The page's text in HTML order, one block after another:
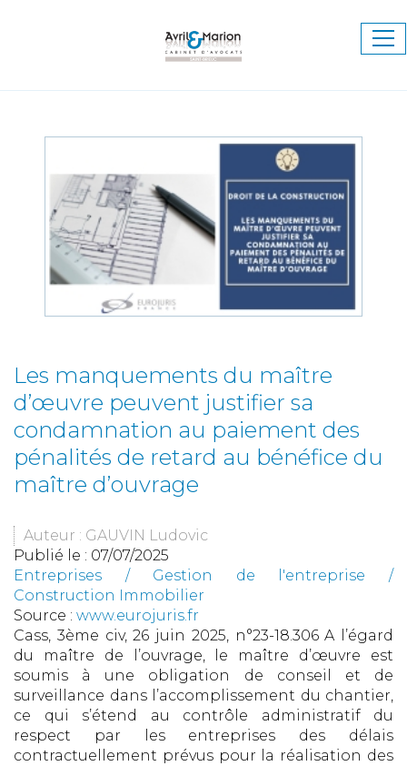
Les manquements du maître
d’œuvre peuvent justifier sa
condamnation au paiement des
pénalités de retard au bénéfice du
maître d’ouvrage
Auteur : GAUVIN Ludovic
Publié le : 07/07/2025
Entreprises / Gestion de l'entreprise /
Construction Immobilier
Source : www.eurojuris.fr
Cass, 3ème civ, 26 juin 2025, n°23-18.306 A l’égard
du maître de l’ouvrage, le maître d’œuvre est
soumis à une obligation de conseil et de
surveillance dans l’accomplissement du chantier,
ce qui s’étend au contrôle administratif du
respect par les entreprises des délais
contractuellement prévus pour la réalisation des